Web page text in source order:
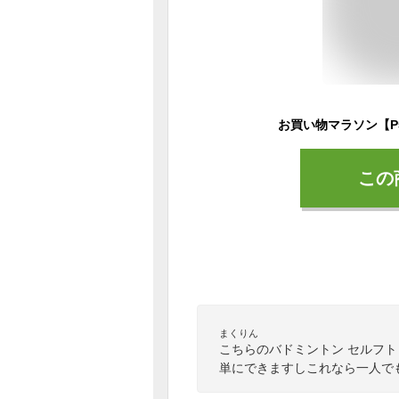
こ
まくりん
こちらのバドミントン セルフ
単にできますしこれなら一人